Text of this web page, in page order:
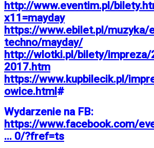
http://www.eventim.pl/
x11=mayday
https://www.ebilet.pl/muzyka/
techno/mayday/
http://wlotki.pl/bilety/impreza/
2017.htm
https://www.kupbilecik.pl/
owice.html #
Wydarzenie na FB:
https://www.facebook.com/
... 0/?fref=ts